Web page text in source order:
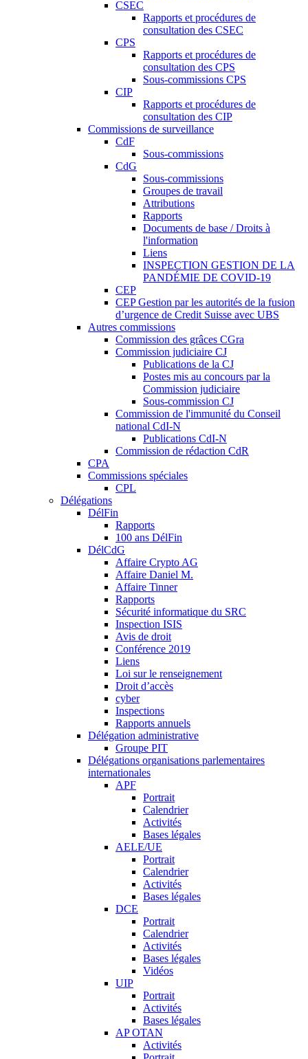
CSEC
Rapports et procédures de
consultation des CSEC
CPS
Rapports et procédures de
consultation des CPS
Sous-commissions CPS
CIP
Rapports et procédures de
consultation des CIP
Commissions de surveillance
CdF
Sous-commissions
CdG
Sous-commissions
Groupes de travail
Attributions
Rapports
Documents de base / Droits à
l'information
Liens
INSPECTION GESTION DE LA
PANDÉMIE DE COVID-19
CEP
CEP Gestion par les autorités de la fusion
d’urgence de Credit Suisse avec UBS
Autres commissions
Commission des grâces CGra
Commission judiciaire CJ
Publications de la CJ
Postes mis au concours par la
Commission judiciaire
Sous-commission CJ
Commission de l'immunité du Conseil
national CdI-N
Publications CdI-N
Commission de rédaction CdR
CPA
Commissions spéciales
CPL
Délégations
DélFin
Rapports
100 ans DélFin
DélCdG
Affaire Crypto AG
Affaire Daniel M.
Affaire Tinner
Rapports
Sécurité informatique du SRC
Inspection ISIS
Avis de droit
Conférence 2019
Liens
Loi sur le renseignement
Droit d’accès
cyber
Inspections
Rapports annuels
Délégation administrative
Groupe PIT
Délégations organisations parlementaires
internationales
APF
Portrait
Calendrier
Activités
Bases légales
AELE/UE
Portrait
Calendrier
Activités
Bases légales
DCE
Portrait
Calendrier
Activités
Bases légales
Vidéos
UIP
Portrait
Activités
Bases légales
AP OTAN
Activités